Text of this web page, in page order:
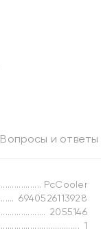
Вопросы и ответы
PcCooler
6940526113928
2055146
1